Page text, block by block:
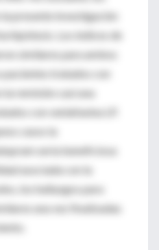
presente investigación
hipótesis. Los índices de
similares para ambos
tratados con
remisión casi una
con venlafaxina LP.
casos la
sería beneficiosa
asociada con la
los hallazgos para
una vez finalizadas